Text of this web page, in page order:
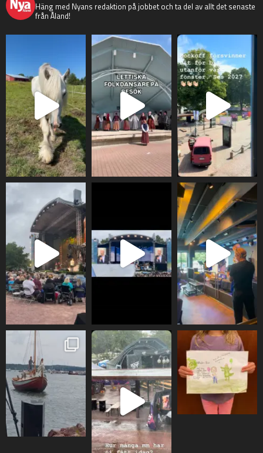
Häng med Nyans redaktion på jobbet och ta del av allt det senaste
från Åland!